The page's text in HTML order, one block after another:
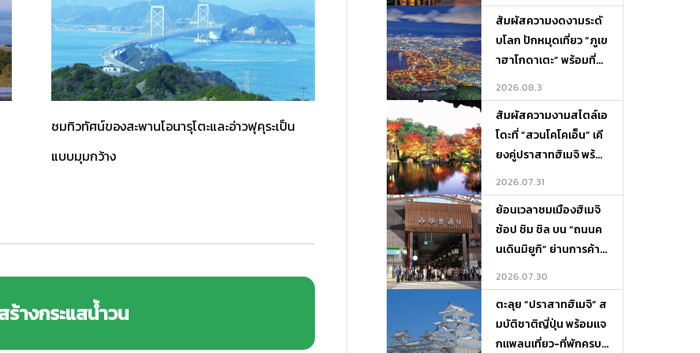
ชมทิวทัศน์ของสะพานโอนารุโตะและอ่าวฟุคุระเป็น
แบบมุมกว้าง
ร้างกระแสน้ำวน
ลได้ทั้งวัน!
สัมผัสความงดงามระดั
บโลก ปักหมุดเที่ยว “ภูเข
าฮาโกดาเตะ” พร้อมที่พั
ด!
2026.08.3
สัมผัสความงามสไตล์เอ
โดะที่ “สวนโคโคเอ็น” เคี
ยงคู่ปราสาทฮิเมจิ พร้อ
รบจบในที่เดียว
2026.07.31
ย้อนเวลาชมเมืองฮิเมจิ
ช้อป ชิม ชิล บน “ถนนค
นเดินมิยูกิ” ย่านการค้าสุ
2026.07.30
ตะลุย “ปราสาทฮิเมจิ” ส
มบัติชาติญี่ปุ่น พร้อมแจ
กแพลนเที่ยว-ที่พักครบจ